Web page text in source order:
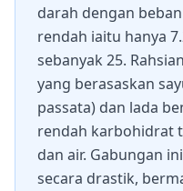
darah dengan
rendah iaitu hanya
sebanyak 25.
yang berasaskan
passata) dan lada
rendah karbohidrat
dan air. Gabungan
secara drastik,